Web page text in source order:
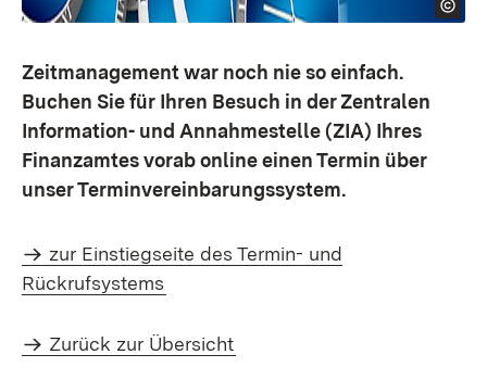
Zeitmanagement war noch nie so einfach.
Buchen Sie für Ihren Besuch in der Zentralen
Information- und Annahmestelle (ZIA) Ihres
Finanzamtes vorab online einen Termin über
unser Terminvereinbarungssystem.
zur Einstiegseite des Termin- und
Rückrufsystems
Zurück zur Übersicht